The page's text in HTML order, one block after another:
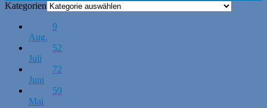
Kategorien
9
Aug.
52
Juli
72
Juni
59
Mai